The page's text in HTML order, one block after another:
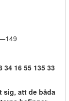
34 16 55 135 33
sig, att de båda